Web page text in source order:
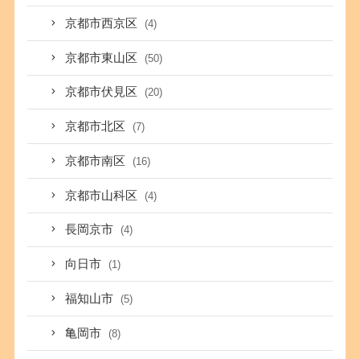
京都市西京区 (4)
京都市東山区 (50)
京都市伏見区 (20)
京都市北区 (7)
京都市南区 (16)
京都市山科区 (4)
長岡京市 (4)
向日市 (1)
福知山市 (5)
亀岡市 (8)